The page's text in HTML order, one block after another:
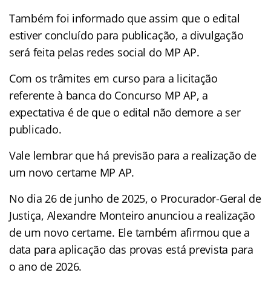
Também foi informado que assim que o edital
estiver concluído para publicação, a divulgação
será feita pelas redes social do MP AP.
Com os trâmites em curso para a licitação
referente à banca do Concurso MP AP, a
expectativa é de que o edital não demore a ser
publicado.
Vale lembrar que há previsão para a realização de
um novo certame MP AP.
No dia 26 de junho de 2025, o Procurador-Geral de
Justiça, Alexandre Monteiro anunciou a realização
de um novo certame. Ele também afirmou que a
data para aplicação das provas está prevista para
o ano de 2026.